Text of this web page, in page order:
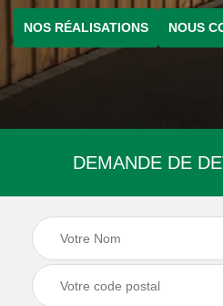
NOS RÉALISATIONS NOUS
DEMANDE DE